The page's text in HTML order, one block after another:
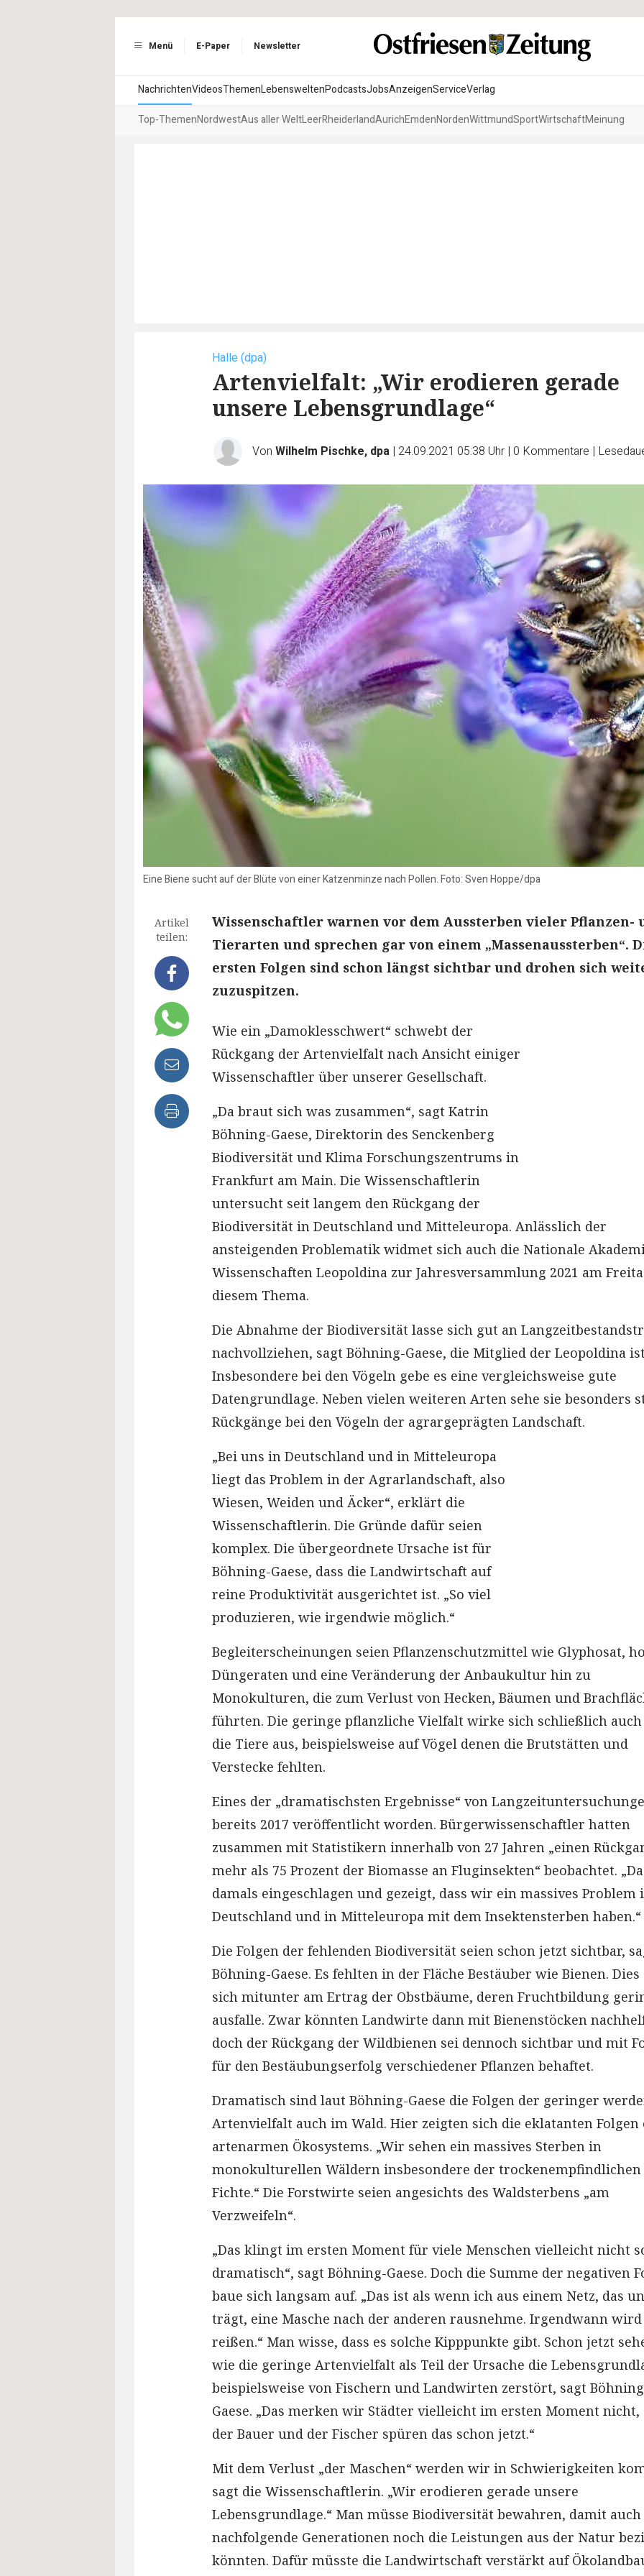
Menü E-Paper Newsletter
NachrichtenVideosThemenLebensweltenPodcastsJobsAnzeigenServiceVerlag
Top-ThemenNordwestAus aller WeltLeerRheiderlandAurichEmdenNordenWittmundSportWirtschaftMeinung
Halle (dpa)
Artenvielfalt: „Wir erodieren gerade
unsere Lebensgrundlage“
Von Wilhelm Pischke, dpa | 24.09.2021 05:38 Uhr | 0 Kommentare |
Eine Biene sucht auf der Blüte von einer Katzenminze nach Pollen. Foto: Sven Hoppe/dpa
Artikel
teilen:
Wissenschaftler warnen vor dem Aussterben vieler Pflanzen-
Tierarten und sprechen gar von einem „Massenaussterben“.
ersten Folgen sind schon längst sichtbar und drohen sich
zuzuspitzen.
Wie ein „Damoklesschwert“ schwebt der
Rückgang der Artenvielfalt nach Ansicht einiger
Wissenschaftler über unserer Gesellschaft.
„Da braut sich was zusammen“, sagt Katrin
Böhning-Gaese, Direktorin des Senckenberg
Biodiversität und Klima Forschungszentrums in
Frankfurt am Main. Die Wissenschaftlerin
untersucht seit langem den Rückgang der
Biodiversität in Deutschland und Mitteleuropa. Anlässlich der
ansteigenden Problematik widmet sich auch die Nationale
Wissenschaften Leopoldina zur Jahresversammlung 2021 am
diesem Thema.
Die Abnahme der Biodiversität lasse sich gut an
nachvollziehen, sagt Böhning-Gaese, die Mitglied der Leopoldina
Insbesondere bei den Vögeln gebe es eine vergleichsweise gute
Datengrundlage. Neben vielen weiteren Arten sehe sie besonders
Rückgänge bei den Vögeln der agrargeprägten Landschaft.
„Bei uns in Deutschland und in Mitteleuropa
liegt das Problem in der Agrarlandschaft, also
Wiesen, Weiden und Äcker“, erklärt die
Wissenschaftlerin. Die Gründe dafür seien
komplex. Die übergeordnete Ursache ist für
Böhning-Gaese, dass die Landwirtschaft auf
reine Produktivität ausgerichtet ist. „So viel
produzieren, wie irgendwie möglich.“
Begleiterscheinungen seien Pflanzenschutzmittel wie Glyphosat,
Düngeraten und eine Veränderung der Anbaukultur hin zu
Monokulturen, die zum Verlust von Hecken, Bäumen und
führten. Die geringe pflanzliche Vielfalt wirke sich schließlich
die Tiere aus, beispielsweise auf Vögel denen die Brutstätten und
Verstecke fehlten.
Eines der „dramatischsten Ergebnisse“ von
bereits 2017 veröffentlicht worden. Bürgerwissenschaftler hatten
zusammen mit Statistikern innerhalb von 27 Jahren „einen
mehr als 75 Prozent der Biomasse an Fluginsekten“ beobachtet.
damals eingeschlagen und gezeigt, dass wir ein massives Problem
Deutschland und in Mitteleuropa mit dem Insektensterben haben.“
Die Folgen der fehlenden Biodiversität seien schon jetzt sichtbar,
Böhning-Gaese. Es fehlten in der Fläche Bestäuber wie Bienen. Dies
sich mitunter am Ertrag der Obstbäume, deren Fruchtbildung
ausfalle. Zwar könnten Landwirte dann mit Bienenstöcken
doch der Rückgang der Wildbienen sei dennoch sichtbar und mit
für den Bestäubungserfolg verschiedener Pflanzen behaftet.
Dramatisch sind laut Böhning-Gaese die Folgen der geringer
Artenvielfalt auch im Wald. Hier zeigten sich die eklatanten Folgen
artenarmen Ökosystems. „Wir sehen ein massives Sterben in
monokulturellen Wäldern insbesondere der trockenempfindlichen
Fichte.“ Die Forstwirte seien angesichts des Waldsterbens „am
Verzweifeln“.
„Das klingt im ersten Moment für viele Menschen vielleicht nicht
dramatisch“, sagt Böhning-Gaese. Doch die Summe der negativen
baue sich langsam auf. „Das ist als wenn ich aus einem Netz, das
trägt, eine Masche nach der anderen rausnehme. Irgendwann wird
reißen.“ Man wisse, dass es solche Kipppunkte gibt. Schon jetzt
wie die geringe Artenvielfalt als Teil der Ursache die
beispielsweise von Fischern und Landwirten zerstört, sagt
Gaese. „Das merken wir Städter vielleicht im ersten Moment nicht,
der Bauer und der Fischer spüren das schon jetzt.“
Mit dem Verlust „der Maschen“ werden wir in Schwierigkeiten
sagt die Wissenschaftlerin. „Wir erodieren gerade unsere
Lebensgrundlage.“ Man müsse Biodiversität bewahren, damit auch
nachfolgende Generationen noch die Leistungen aus der Natur
könnten. Dafür müsste die Landwirtschaft verstärkt auf